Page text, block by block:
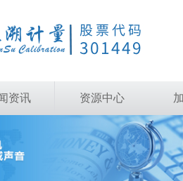
资讯 资源中心